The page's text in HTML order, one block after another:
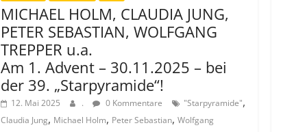
MICHAEL HOLM, CLAUDIA JUNG,
PETER SEBASTIAN, WOLFGANG
TREPPER u.a.
Am 1. Advent – 30.11.2025 – bei
der 39. „Starpyramide“!
12. Mai 2025 . 0 Kommentare "Starpyramide",
Claudia Jung, Michael Holm, Peter Sebastian, Wolfgang